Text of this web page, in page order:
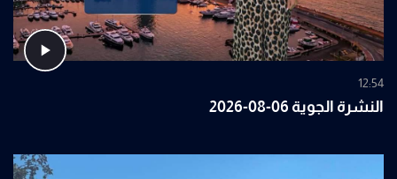
12:54
النشرة الجوية 06-08-2026